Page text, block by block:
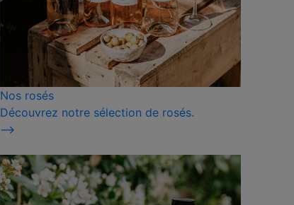
Nos rosés
Découvrez notre sélection de rosés.
⟶